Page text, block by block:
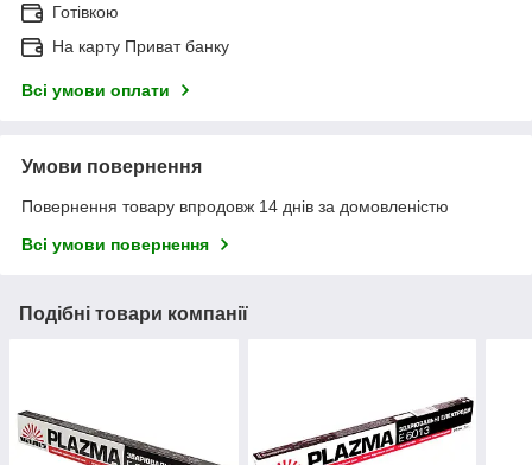
Готівкою
На карту Приват банку
Всі умови оплати
Умови повернення
Повернення товару впродовж 14 днів за домовленістю
Всі умови повернення
Подібні товари компанії